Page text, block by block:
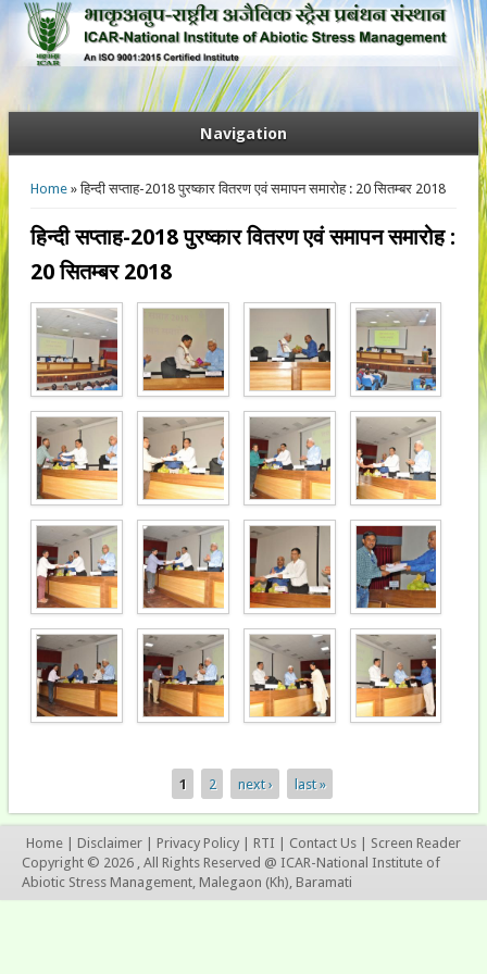
Navigation
You are here
Home» हिन्दी सप्ताह-2018 पुरष्कार वितरण एवं समापन समारोह : 20 सितम्बर 2018
हिन्दी सप्ताह-2018 पुरष्कार वितरण एवं समापन समारोह :
20 सितम्बर 2018
1 2 next › last »
Home Disclaimer Privacy Policy RTI Contact Us
Screen Reader
Copyright © 2026 , All Rights Reserved @ ICAR-National Institute of
Abiotic Stress Management, Malegaon (Kh), Baramati